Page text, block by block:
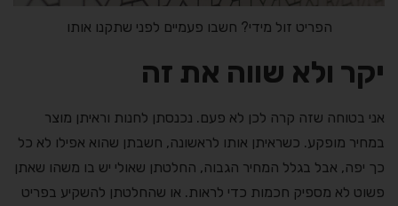
הפריט זול מידי? חשבו פעמיים לפני שתקנו אותו
יקר ולא שווה את זה
אני בטוחה שזה קרה לכן לא פעם. נכנסתן לחנות וראיתן מוצר
במחיר מופקע. כשראיתן אותו לראשונה, חשבתן שהוא אפילו לא כל
כך יפה, אבל בגלל המחיר הגבוה, החלטתן שאולי יש בו משהו שאתן
פשוט לא מספיק חכמות כדי לראות. או שהחלטתן להשקיע בפריט